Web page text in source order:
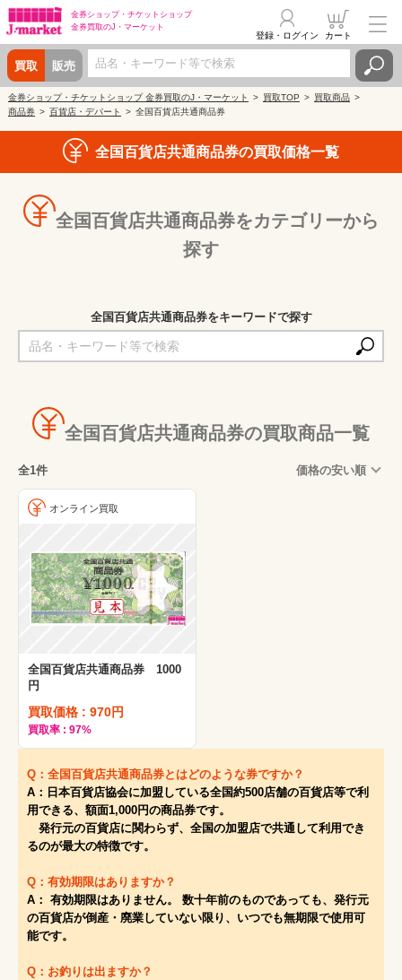
金券ショップ・ チケットショップ
金券買取のJ・マーケット
買取 販売
登録・ログイン カート
金券ショップ・チケットショップ 金券買取のJ・マーケット 買取TOP
買取商品
商品券
百貨店・デパート 全国百貨店共通商品券
全国百貨店共通商品券の買取価格一覧
全国百貨店共通商品券をカテゴリーから
探す
全国百貨店共通商品券をキーワードで探す
全国百貨店共通商品券の買取商品一覧
全1件 価格の安い順
オンライン買取
全国百貨店共通商品券 1000
円
買取価格 : 970円
買取率 : 97%
Q：全国百貨店共通商品券とはどのような券ですか？
A：日本百貨店協会に加盟している全国約500店舗の百貨店等で利
用できる、額面1,000円の商品券です。
発行元の百貨店に関わらず、全国の加盟店で共通して利用でき
るのが最大の特徴です。
Q：有効期限はありますか？
A： 有効期限はありません。 数十年前のものであっても、発行元
の百貨店が倒産・廃業していない限り、いつでも無期限で使用可
能です。
Q：お釣りは出ますか？